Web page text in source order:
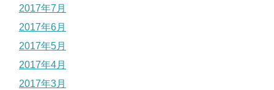
2017年7月
2017年6月
2017年5月
2017年4月
2017年3月